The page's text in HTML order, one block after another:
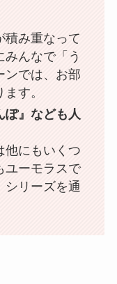
積み重なって
みんなで「う
ンでは、お部
す。
ぽ』なども人
他にもいくつ
ユーモラスで
シリーズを通